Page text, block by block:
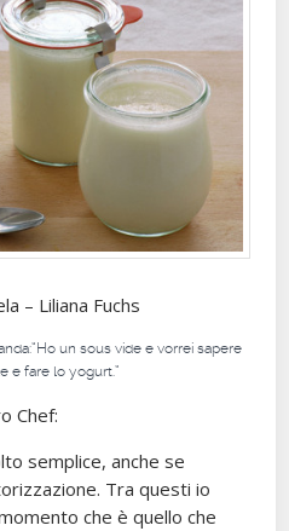
– Liliana Fuchs
un sous vide e vorrei sapere
e fare lo yogurt.”
Chef:
semplice, anche se
Tra questi io
che è quello che